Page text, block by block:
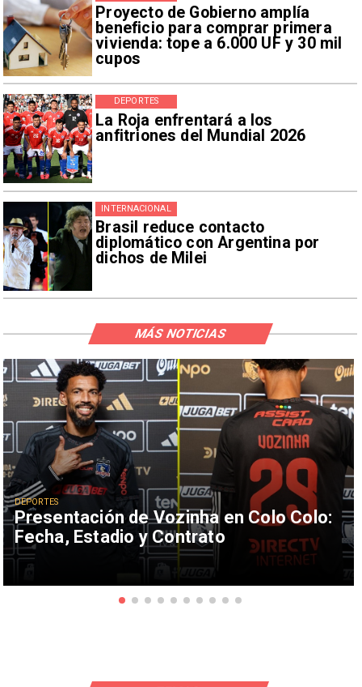
Proyecto de Gobierno amplía
beneficio para comprar primera
vivienda: tope a 6.000 UF y 30 mil
cupos
La Roja enfrentará a los
anfitriones del Mundial 2026
DEPORTES
Brasil reduce contacto
diplomático con Argentina por
dichos de Milei
INTERNACIONAL
Presentación de Vozinha en Colo Colo:
Fecha, Estadio y Contrato
DEPORTES
MÁS NOTICIAS